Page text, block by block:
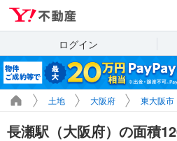
ログイン
土地 大阪府 東大阪市
長瀬駅（大阪府）の面積